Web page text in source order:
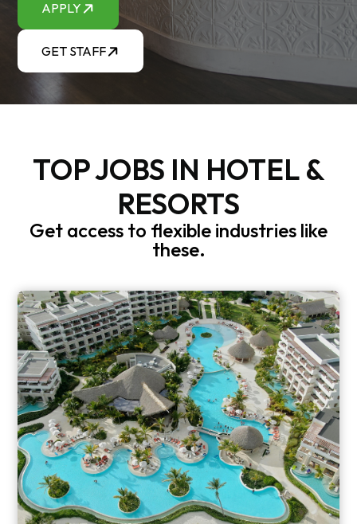
APPLY
GET STAFF
TOP JOBS IN HOTEL &
RESORTS
Get access to flexible industries like
these.